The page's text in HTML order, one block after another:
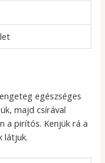
egészséges
majd csírával
a pirítós. Kenjük rá a
látjuk.